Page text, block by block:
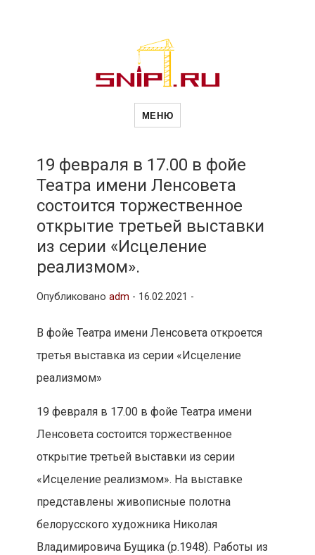
Новости
и
другие связанные со стройкой
рубрики
МЕНЮ
19 февраля в 17.00 в фойе
Театра имени Ленсовета
состоится торжественное
открытие третьей выставки
из серии «Исцеление
реализмом».
Опубликовано adm - 16.02.2021 -
В фойе Театра имени Ленсовета откроется
третья выставка из серии «Исцеление
реализмом»
19 февраля в 17.00 в фойе Театра имени
Ленсовета состоится торжественное
открытие третьей выставки из серии
«Исцеление реализмом». На выставке
представлены живописные полотна
белорусского художника Николая
Владимировича Бущика (р.1948). Работы из